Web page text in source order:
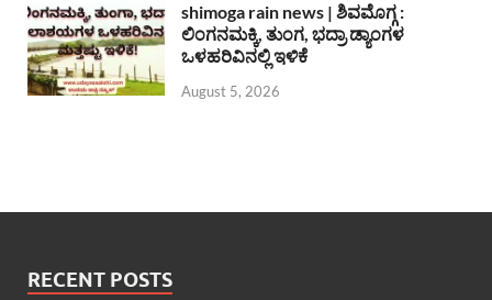
shimoga rain news | ಶಿವಮೊಗ್ಗ :
ಲಿಂಗನಮಕ್ಕಿ, ತುಂಗ, ಭದ್ರಾ ಡ್ಯಾಂಗಳ
ಒಳಹರಿವಿನಲ್ಲಿ ಇಳಿಕೆ
August 5, 2026
RECENT POSTS